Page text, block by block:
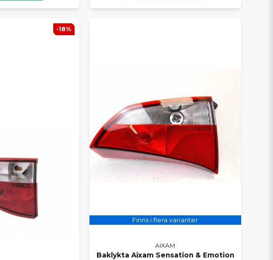
-18%
Finns i flera varianter
AIXAM
Baklykta Aixam Sensation & Emotion